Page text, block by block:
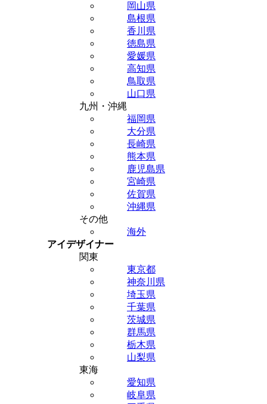
岡山県
島根県
香川県
徳島県
愛媛県
高知県
鳥取県
山口県
九州・沖縄
福岡県
大分県
長崎県
熊本県
鹿児島県
宮崎県
佐賀県
沖縄県
その他
海外
アイデザイナー
関東
東京都
神奈川県
埼玉県
千葉県
茨城県
群馬県
栃木県
山梨県
東海
愛知県
岐阜県